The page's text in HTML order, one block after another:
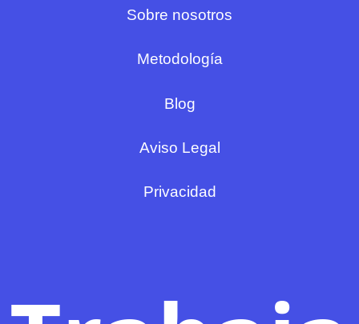
Sobre nosotros
Metodología
Blog
Aviso Legal
Privacidad